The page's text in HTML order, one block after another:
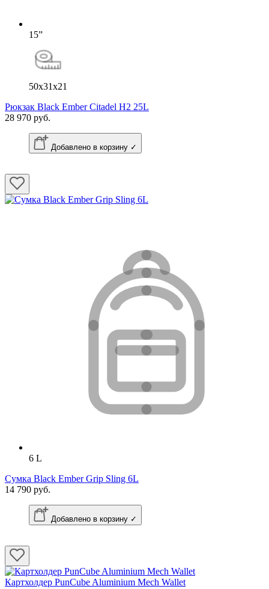
15”
50x31x21
Рюкзак Black Ember Citadel H2 25L
28 970 руб.
Добавлено в корзину ✓
6 L
Сумка Black Ember Grip Sling 6L
14 790 руб.
Добавлено в корзину ✓
Картхолдер PunCube Aluminium Mech Wallet